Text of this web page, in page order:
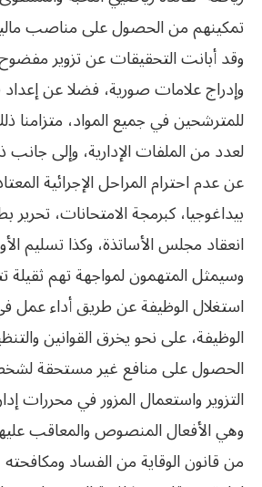
تمكينهم من الحصول على مناصب
وقد أبانت التحقيقات عن تزوير
وإدراج علامات صورية، فضلا عن
للمترشحين في جميع المواد،
لعدد من الملفات الإدارية، وإلى
عن عدم احترام المراحل الإجرائية
بيداغوجيا، كبرمجة الامتحانات، تحرير
انعقاد مجلس الأساتذة، وكذا تسليم
وسيمثل المتهمون لمواجهة تهم ثقيلة
استغلال الوظيفة عن طريق أداء عمل
الوظيفة، على نحو يخرق القوانين
الحصول على منافع غير مستحقة
التزوير واستعمال المزور في محررات